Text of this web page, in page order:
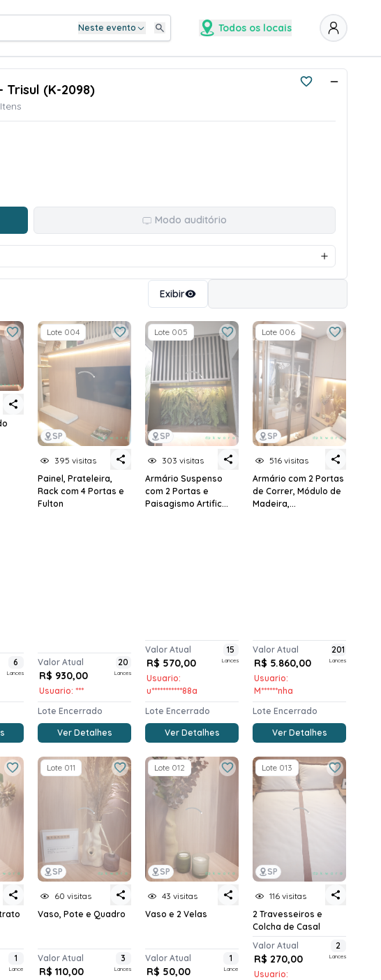
Neste evento Todos os locais
Trisul (K-2098)
Modo auditório
Exibir
6
Lances
SP
Lote 004
395 visitas
Painel, Prateleira,
Rack com 4 Portas e
Fulton
Valor Atual
R$ 930,00
Usuario: ***
20
Lances
Lote Encerrado
Ver Detalhes
SP
Lote 005
303 visitas
Armário Suspenso
com 2 Portas e
Paisagismo Artific...
Valor Atual
R$ 570,00
Usuario:
u***********88a
15
Lances
Lote Encerrado
Ver Detalhes
SP
Lote 006
516 visitas
Armário com 2 Portas
de Correr, Módulo de
Madeira,...
Valor Atual
R$ 5.860,00
Usuario:
M******nha
201
Lances
Lote Encerrado
Ver Detalhes
1
Lance
SP
Lote 011
60 visitas
Vaso, Pote e Quadro
Valor Atual
R$ 110,00
3
Lances
SP
Lote 012
43 visitas
Vaso e 2 Velas
Valor Atual
R$ 50,00
1
Lance
SP
Lote 013
116 visitas
2 Travesseiros e
Colcha de Casal
Valor Atual
R$ 270,00
Usuario:
2
Lances